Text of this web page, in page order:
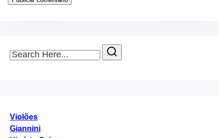
Search
Here...
Violões
Giannini